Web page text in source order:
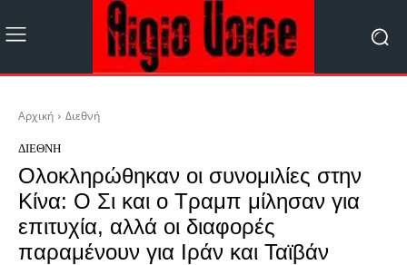
Αρχική Διεθνή
ΔΙΕΘΝΉ
Ολοκληρώθηκαν οι συνομιλίες στην
Κίνα: Ο Σι και ο Τραμπ μίλησαν για
επιτυχία, αλλά οι διαφορές
παραμένουν για Ιράν και Ταϊβάν